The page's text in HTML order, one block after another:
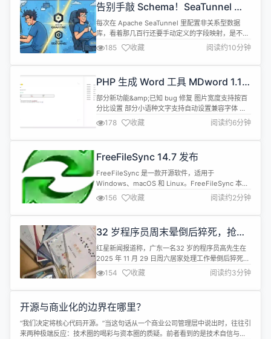
claudeCod...
告别手敲 Schema！SeaTunnel 集
成 Gravitino 元数据 RestApi 这个
新动作有点酷
每次在 Apache SeaTunnel 里配置非关系型数据
库，看着那几百行还要手动定义的字段映射，是不是
挺崩溃的？配置错一个字段，任务就报错，这种“体
力活”真的该结束了。 最近 Apache SeaTunnel 社区
的 Issue #10339 提案捅破了这层窗户纸：既然有
不直接让它自动同步 ...
185 收藏 阅读约10分钟
PHP 生成 Word 工具 MDword 1.1.9
正式发布，已知 bug 修复
部分新功能&amp;已知 bug 修复 图片宽度支持按百
分比设置 部分小语种文字支持自动设置兼容字体 项
目介绍 主要用途：动态生成 word 优势：生成 word
只需关注动态数据及逻辑，无需关注式样的调整（式
样可以借助 office word 调整母版即可） 与
包） 用于生成 office wor...
178 收藏 阅读约6分钟
FreeFileSync 14.7 发布
FreeFileSync 是一款开源软件，适用于
Windows、macOS 和 Linux。FreeFileSync 本质
是一个用于文件夹对比和同步的软件，它可以创建和
管理所有重要文件的备份副本。FreeFileSync 不是
每次都复制每个文件，而是确定源文件夹和目标文件
FreeFileSync 14.7 更新内容...
156 收藏 阅读约2分钟
32 岁程序员周末晕倒后猝死，抢救
期间曾被拉入工作群
红星新闻报道称，广东一名32 岁的程序员高先生在
2025 年 11 月 29 日周六居家处理工作晕倒后猝死。
其就医记录显示，8:58，120 收到来电；约 9:14，
120 到达现场；9:46，转送至广东省第二中医院，
“考虑已临床死亡，患者家属要求积极抢救”，“起病
亡，死亡原因“呼吸心跳骤停，阿斯综合征...
154 收藏 阅读约3分钟
开源与商业化的边界在哪里？
“我们决定将核心代码开源。”当这句话从一个商业公司管理层中说出时，往往引
来两种极端反应：技术圈的喝彩与资本圈的质疑。前者看到的是技术自信与社